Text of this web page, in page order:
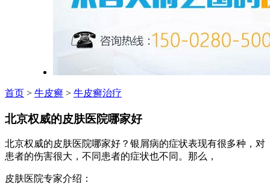
首页 > 牛皮癣 > 牛皮癣治疗
北京权威的皮肤医院哪家好
北京权威的皮肤医院哪家好？银屑病的症状表现有很多种，对
患者的伤害很大，不同患者的症状也不同。那么，
皮肤医院专家介绍：